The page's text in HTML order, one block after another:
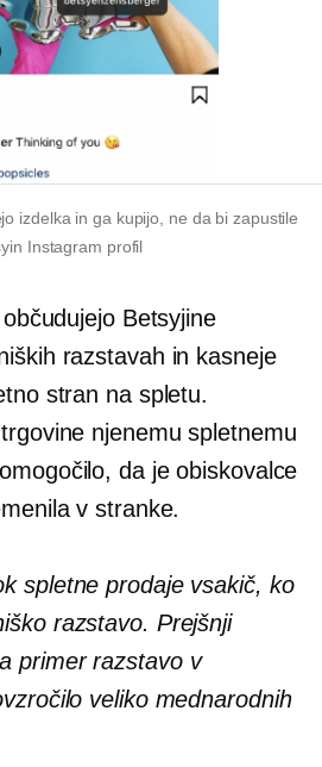
izdelka in ga kupijo, ne da bi zapustile
Instagram profil
Betsyjine
razstavah in kasneje
stran na spletu.
njenemu spletnemu
da je obiskovalce
v stranke.
spletne prodaje vsakič, ko
razstavo. Prejšnji
primer razstavo v
veliko mednarodnih